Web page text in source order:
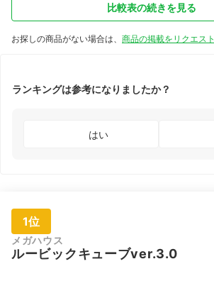
比較表の続きを見る
お探しの商品がない場合は、 商品の掲載をリクエスト
ランキングは参考になりましたか？
はい
1位
メガハウス
ルービックキューブver.3.0